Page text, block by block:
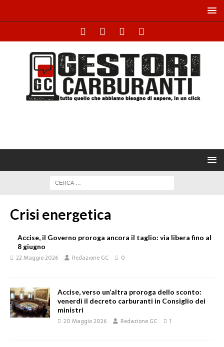
Crisi energetica
Accise, il Governo proroga ancora il taglio: via libera fino al
8 giugno
22 Maggio 2026 Redazione GC 0
Accise, verso un’altra proroga dello sconto:
venerdì il decreto carburanti in Consiglio dei
ministri
20 Maggio 2026 Redazione GC 1